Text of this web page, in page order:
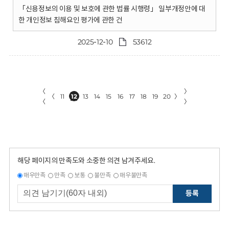
「신용정보의 이용 및 보호에 관한 법률 시행령」 일부개정안에 대
한 개인정보 침해요인 평가에 관한 건
2025-12-10 53612
〈
〈
〈 11 12 13 14 15 16 17 18 19 20 〉
〉
〉
해당 페이지의 만족도와 소중한 의견 남겨주세요.
매우만족 만족 보통 불만족 매우불만족
등록